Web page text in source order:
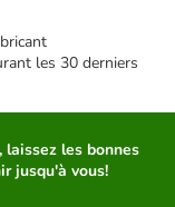
les 30 derniers
laissez les bonnes
jusqu'à vous!